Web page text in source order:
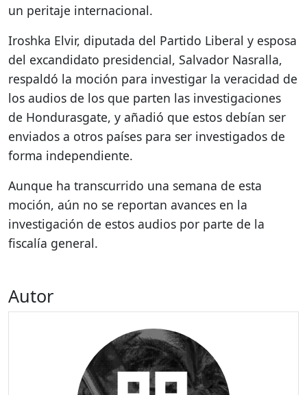
un peritaje internacional.
Iroshka Elvir, diputada del Partido Liberal y esposa
del excandidato presidencial, Salvador Nasralla,
respaldó la moción para investigar la veracidad de
los audios de los que parten las investigaciones
de Hondurasgate, y añadió que estos debían ser
enviados a otros países para ser investigados de
forma independiente.
Aunque ha transcurrido una semana de esta
moción, aún no se reportan avances en la
investigación de estos audios por parte de la
fiscalía general.
Autor